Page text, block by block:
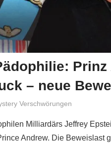
Prinz
– neue
Verschwörungen
Milliardärs Jeffrey
Andrew. Die Beweislast